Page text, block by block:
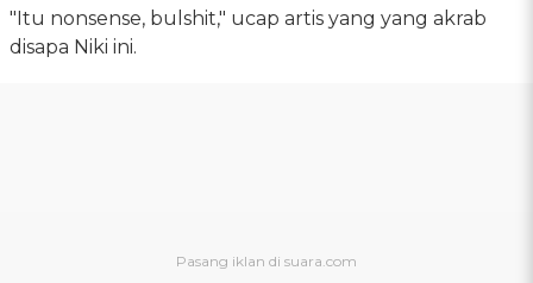
"Itu nonsense, bulshit," ucap artis yang yang akrab
disapa Niki ini.